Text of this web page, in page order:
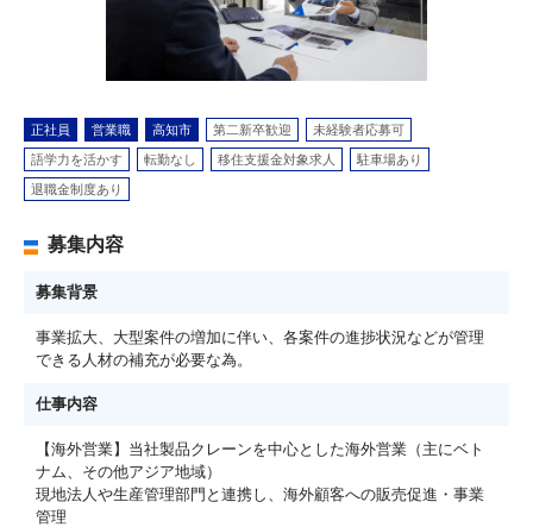
正社員 営業職 高知市 第二新卒歓迎 未経験者応募可
語学力を活かす 転勤なし 移住支援金対象求人 駐車場あり
退職金制度あり
募集内容
募集背景
事業拡大、大型案件の増加に伴い、各案件の進捗状況などが管理
できる人材の補充が必要な為。
仕事内容
【海外営業】当社製品クレーンを中心とした海外営業（主にベト
ナム、その他アジア地域）
現地法人や生産管理部門と連携し、海外顧客への販売促進・事業
管理